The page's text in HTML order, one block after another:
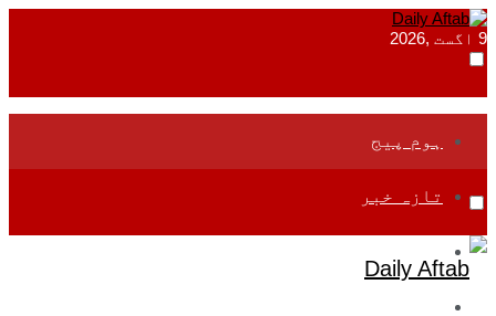
9 اگست ,2026
ہوم پیج
تازہ خبر